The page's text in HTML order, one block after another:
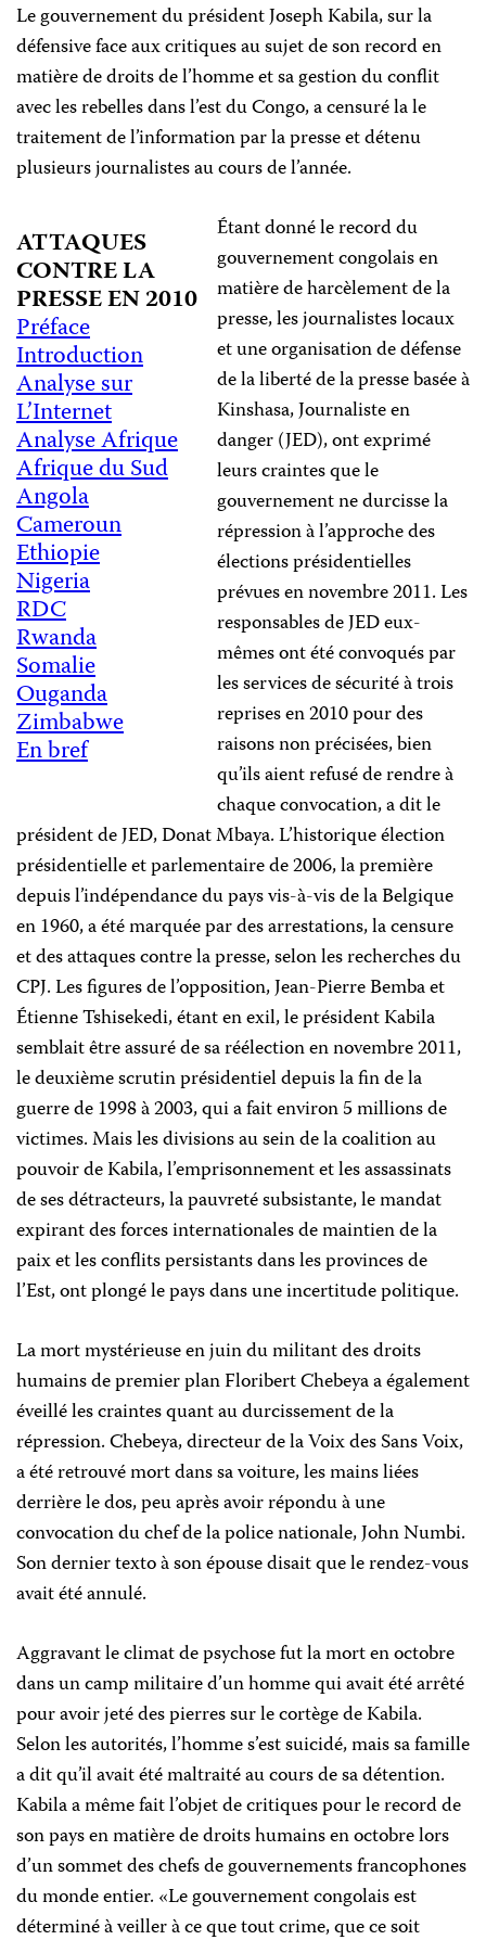
Le gouvernement du président Joseph Kabila, sur la
défensive face aux critiques au sujet de son record en
matière de droits de l’homme et sa gestion du conflit
avec les rebelles dans l’est du Congo, a censuré la le
traitement de l’information par la presse et détenu
plusieurs journalistes au cours de l’année.
ATTAQUES
CONTRE LA
PRESSE EN 2010
Préface
Introduction
Analyse sur
L’Internet
Analyse Afrique
Afrique du Sud
Angola
Cameroun
Ethiopie
Nigeria
RDC
Rwanda
Somalie
Ouganda
Zimbabwe
En bref
Étant donné le record du
gouvernement congolais en
matière de harcèlement de la
presse, les journalistes locaux
et une organisation de défense
de la liberté de la presse basée à
Kinshasa, Journaliste en
danger (JED), ont exprimé
leurs craintes que le
gouvernement ne durcisse la
répression à l’approche des
élections présidentielles
prévues en novembre 2011. Les
responsables de JED eux-
mêmes ont été convoqués par
les services de sécurité à trois
reprises en 2010 pour des
raisons non précisées, bien
qu’ils aient refusé de rendre à
chaque convocation, a dit le
président de JED, Donat Mbaya. L’historique élection
présidentielle et parlementaire de 2006, la première
depuis l’indépendance du pays vis-à-vis de la Belgique
en 1960, a été marquée par des arrestations, la censure
et des attaques contre la presse, selon les recherches du
CPJ. Les figures de l’opposition, Jean-Pierre Bemba et
Étienne Tshisekedi, étant en exil, le président Kabila
semblait être assuré de sa réélection en novembre 2011,
le deuxième scrutin présidentiel depuis la fin de la
guerre de 1998 à 2003, qui a fait environ 5 millions de
victimes. Mais les divisions au sein de la coalition au
pouvoir de Kabila, l’emprisonnement et les assassinats
de ses détracteurs, la pauvreté subsistante, le mandat
expirant des forces internationales de maintien de la
paix et les conflits persistants dans les provinces de
l’Est, ont plongé le pays dans une incertitude politique.
La mort mystérieuse en juin du militant des droits
humains de premier plan Floribert Chebeya a également
éveillé les craintes quant au durcissement de la
répression. Chebeya, directeur de la Voix des Sans Voix,
a été retrouvé mort dans sa voiture, les mains liées
derrière le dos, peu après avoir répondu à une
convocation du chef de la police nationale, John Numbi.
Son dernier texto à son épouse disait que le rendez-vous
avait été annulé.
Aggravant le climat de psychose fut la mort en octobre
dans un camp militaire d’un homme qui avait été arrêté
pour avoir jeté des pierres sur le cortège de Kabila.
Selon les autorités, l’homme s’est suicidé, mais sa famille
a dit qu’il avait été maltraité au cours de sa détention.
Kabila a même fait l’objet de critiques pour le record de
son pays en matière de droits humains en octobre lors
d’un sommet des chefs de gouvernements francophones
du monde entier. «Le gouvernement congolais est
déterminé à veiller à ce que tout crime, que ce soit